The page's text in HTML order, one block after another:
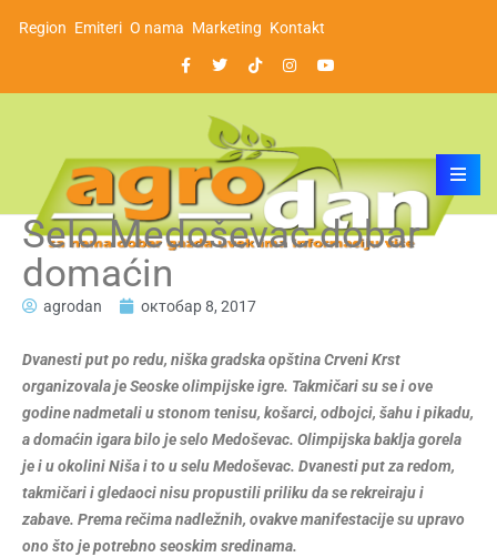
Region Emiteri O nama Marketing Kontakt
Selo Medoševac dobar
domaćin
agrodan октобар 8, 2017
Dvanesti put po redu, niška gradska opština Crveni Krst
organizovala je Seoske olimpijske igre. Takmičari su se i ove
godine nadmetali u stonom tenisu, košarci, odbojci, šahu i pikadu,
a domaćin igara bilo je selo Medoševac. Olimpijska baklja gorela
je i u okolini Niša i to u selu Medoševac. Dvanesti put za redom,
takmičari i gledaoci nisu propustili priliku da se rekreiraju i
zabave. Prema rečima nadležnih, ovakve manifestacije su upravo
ono što je potrebno seoskim sredinama.